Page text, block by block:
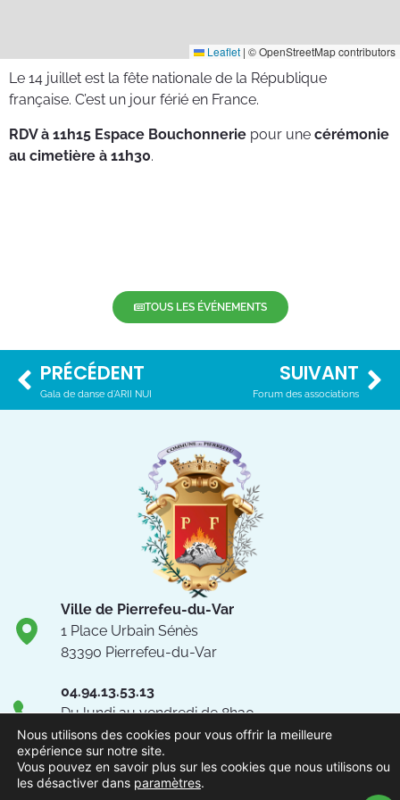
Leaflet | © OpenStreetMap contributors
Le 14 juillet est la fête nationale de la République
française. C’est un jour férié en France.
RDV à 11h15 Espace Bouchonnerie pour une cérémonie
au cimetière à 11h30.
TOUS LES ÉVÉNEMENTS
PRÉCÉDENT
Gala de danse d’ARII NUI
SUIVANT
Forum des associations
Ville de Pierrefeu-du-Var
1 Place Urbain Sénès
83390 Pierrefeu-du-Var
04.94.13.53.13
Du lundi au vendredi de 8h30
à 12h et de 13h à 17h
NOUS CONTACTER
Nous utilisons des cookies pour vous offrir la meilleure
expérience sur notre site.
Vous pouvez en savoir plus sur les cookies que nous utilisons ou
les désactiver dans paramètres.